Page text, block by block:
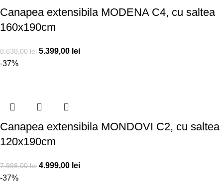
Canapea extensibila MODENA C4, cu saltea
160x190cm
8.638,00lei 5.399,00 lei
-37%
Canapea extensibila MONDOVI C2, cu saltea
120x190cm
7.998,00lei 4.999,00 lei
-37%